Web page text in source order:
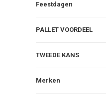
Feestdagen
PALLET VOORDEEL
TWEEDE KANS
Merken